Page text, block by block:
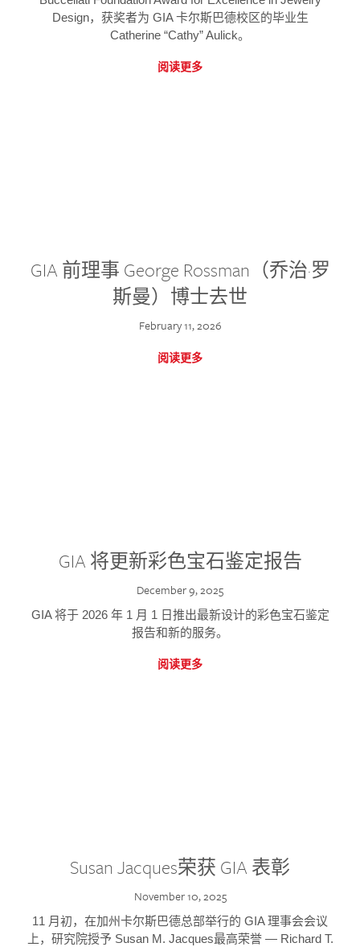
Design，获奖者为 GIA 卡尔斯巴德校区的毕业生
Catherine “Cathy” Aulick。
阅读更多
GIA 前理事 George Rossman（乔治·罗
斯曼）博士去世
February 11, 2026
阅读更多
GIA 将更新彩色宝石鉴定报告
December 9, 2025
GIA 将于 2026 年 1 月 1 日推出最新设计的彩色宝石鉴定
报告和新的服务。
阅读更多
Susan Jacques荣获 GIA 表彰
November 10, 2025
11 月初，在加州卡尔斯巴德总部举行的 GIA 理事会会议
上，研究院授予 Susan M. Jacques最高荣誉 — Richard T.